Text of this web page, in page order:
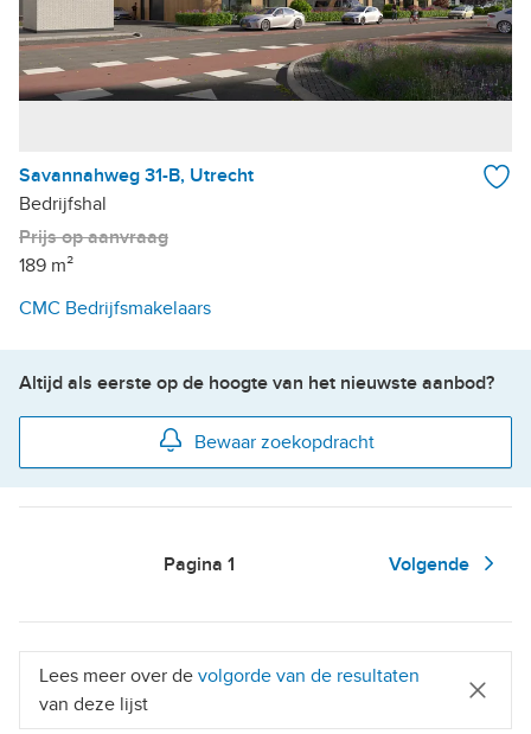
Savannahweg 31-B, Utrecht
Bedrijfshal
Prijs op aanvraag
189 m²
CMC Bedrijfsmakelaars
Altijd als eerste op de hoogte van het nieuwste aanbod?
Bewaar zoekopdracht
Pagina 1 Volgende
Lees meer over de volgorde van de resultaten
van deze lijst